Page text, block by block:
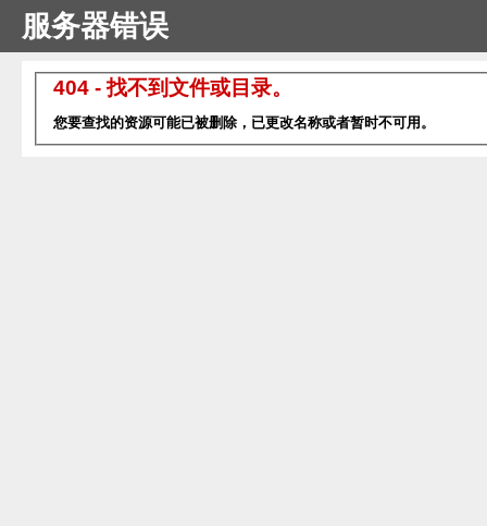
服务器错误
404 - 找不到文件或目录。
您要查找的资源可能已被删除，已更改名称或者暂时不可用。